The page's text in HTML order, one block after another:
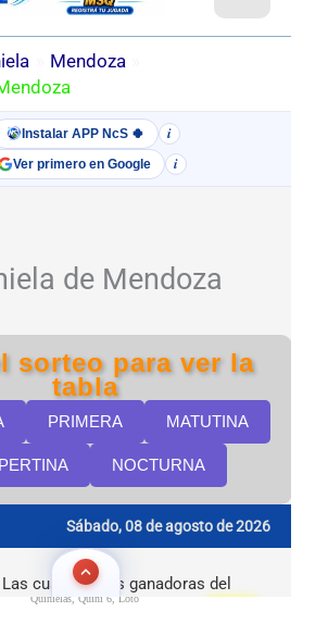
Quinielas, Quini 6, Loto